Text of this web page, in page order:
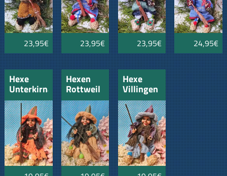
23,95€ 23,95€
Kleeblatt
23,95€ 24,95€
Hexe
Unterkirnach
mit
Strohschuhen
Hexen
Rottweil
mit
Strohschuhen
Hexe
Villingen
mit
Strohschuhen